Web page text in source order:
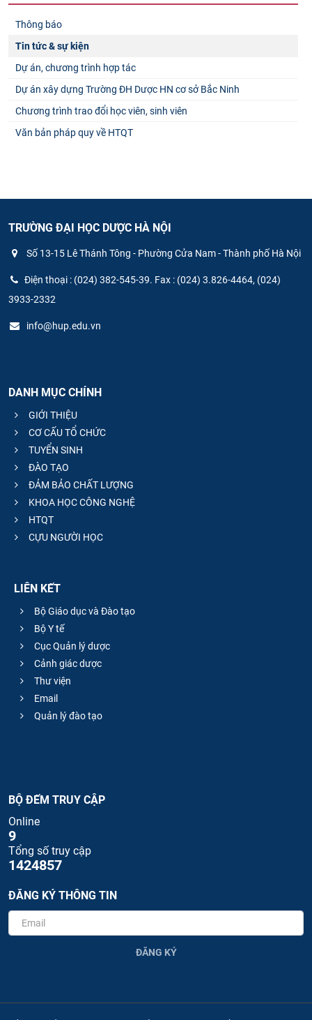
Thông báo
Tin tức & sự kiện
Dự án, chương trình hợp tác
Dự án xây dựng Trường ĐH Dược HN cơ sở Bắc Ninh
Chương trình trao đổi học viên, sinh viên
Văn bản pháp quy về HTQT
TRƯỜNG ĐẠI HỌC DƯỢC HÀ NỘI
Số 13-15 Lê Thánh Tông - Phường Cửa Nam - Thành phố Hà Nội
Điện thoại : (024) 382-545-39. Fax : (024) 3.826-4464, (024)
3933-2332
info@hup.edu.vn
DANH MỤC CHÍNH
GIỚI THIỆU
CƠ CẤU TỔ CHỨC
TUYỂN SINH
ĐÀO TẠO
ĐẢM BẢO CHẤT LƯỢNG
KHOA HỌC CÔNG NGHỆ
HTQT
CỰU NGƯỜI HỌC
LIÊN KẾT
Bộ Giáo dục và Đào tạo
Bộ Y tế
Cục Quản lý dược
Cảnh giác dược
Thư viện
Email
Quản lý đào tạo
BỘ ĐẾM TRUY CẬP
Online
9
Tổng số truy cập
1424857
ĐĂNG KÝ THÔNG TIN
ĐĂNG KÝ